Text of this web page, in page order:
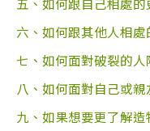
五、如何跟自己相處
六、如何跟其他人相
七、如何面對破裂的
八、如何面對自己或
九、如果想要更了解